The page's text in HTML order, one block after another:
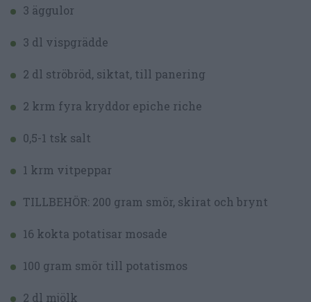
3 äggulor
3 dl vispgrädde
2 dl ströbröd, siktat, till panering
2 krm fyra kryddor epiche riche
0,5-1 tsk salt
1 krm vitpeppar
TILLBEHÖR: 200 gram smör, skirat och brynt
16 kokta potatisar mosade
100 gram smör till potatismos
2 dl mjölk